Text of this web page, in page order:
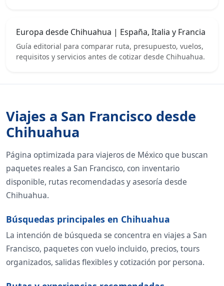
Europa desde Chihuahua | España, Italia y Francia
Guía editorial para comparar ruta, presupuesto, vuelos,
requisitos y servicios antes de cotizar desde Chihuahua.
Viajes a San Francisco desde
Chihuahua
Página optimizada para viajeros de México que buscan
paquetes reales a San Francisco, con inventario
disponible, rutas recomendadas y asesoría desde
Chihuahua.
Búsquedas principales en Chihuahua
La intención de búsqueda se concentra en viajes a San
Francisco, paquetes con vuelo incluido, precios, tours
organizados, salidas flexibles y cotización por persona.